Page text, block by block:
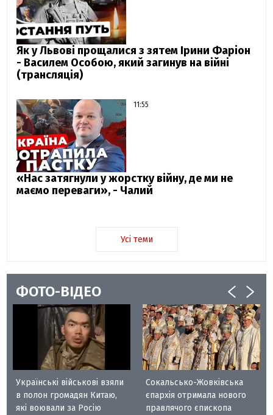
Як у Львові прощалися з зятем Ірини Фаріон
- Василем Особою, який загинув на війні
(трансляція)
11:55
«Нас затягнули у жорстку війну, де ми не
маємо переваги», - Чалий
Усі теми
ФОТО-ВІДЕО
Українські військові взяли
в полон громадян Китаю,
які воювали за Росію
Сокальсько-Жовківська
єпархія отримала нового
правлячого єпископа